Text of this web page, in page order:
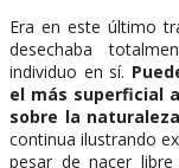
Era en este último
desechaba
individuo en sí.
el más superficial
sobre la
continua ilustrando
pesar de nacer